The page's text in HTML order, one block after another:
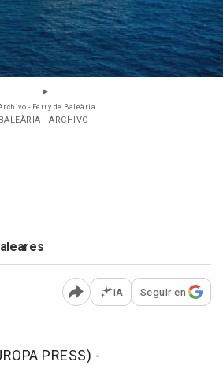
- Ferry de Baleària
- ARCHIVO
Abrir opciones para
IA Seguir en
PRESS) -